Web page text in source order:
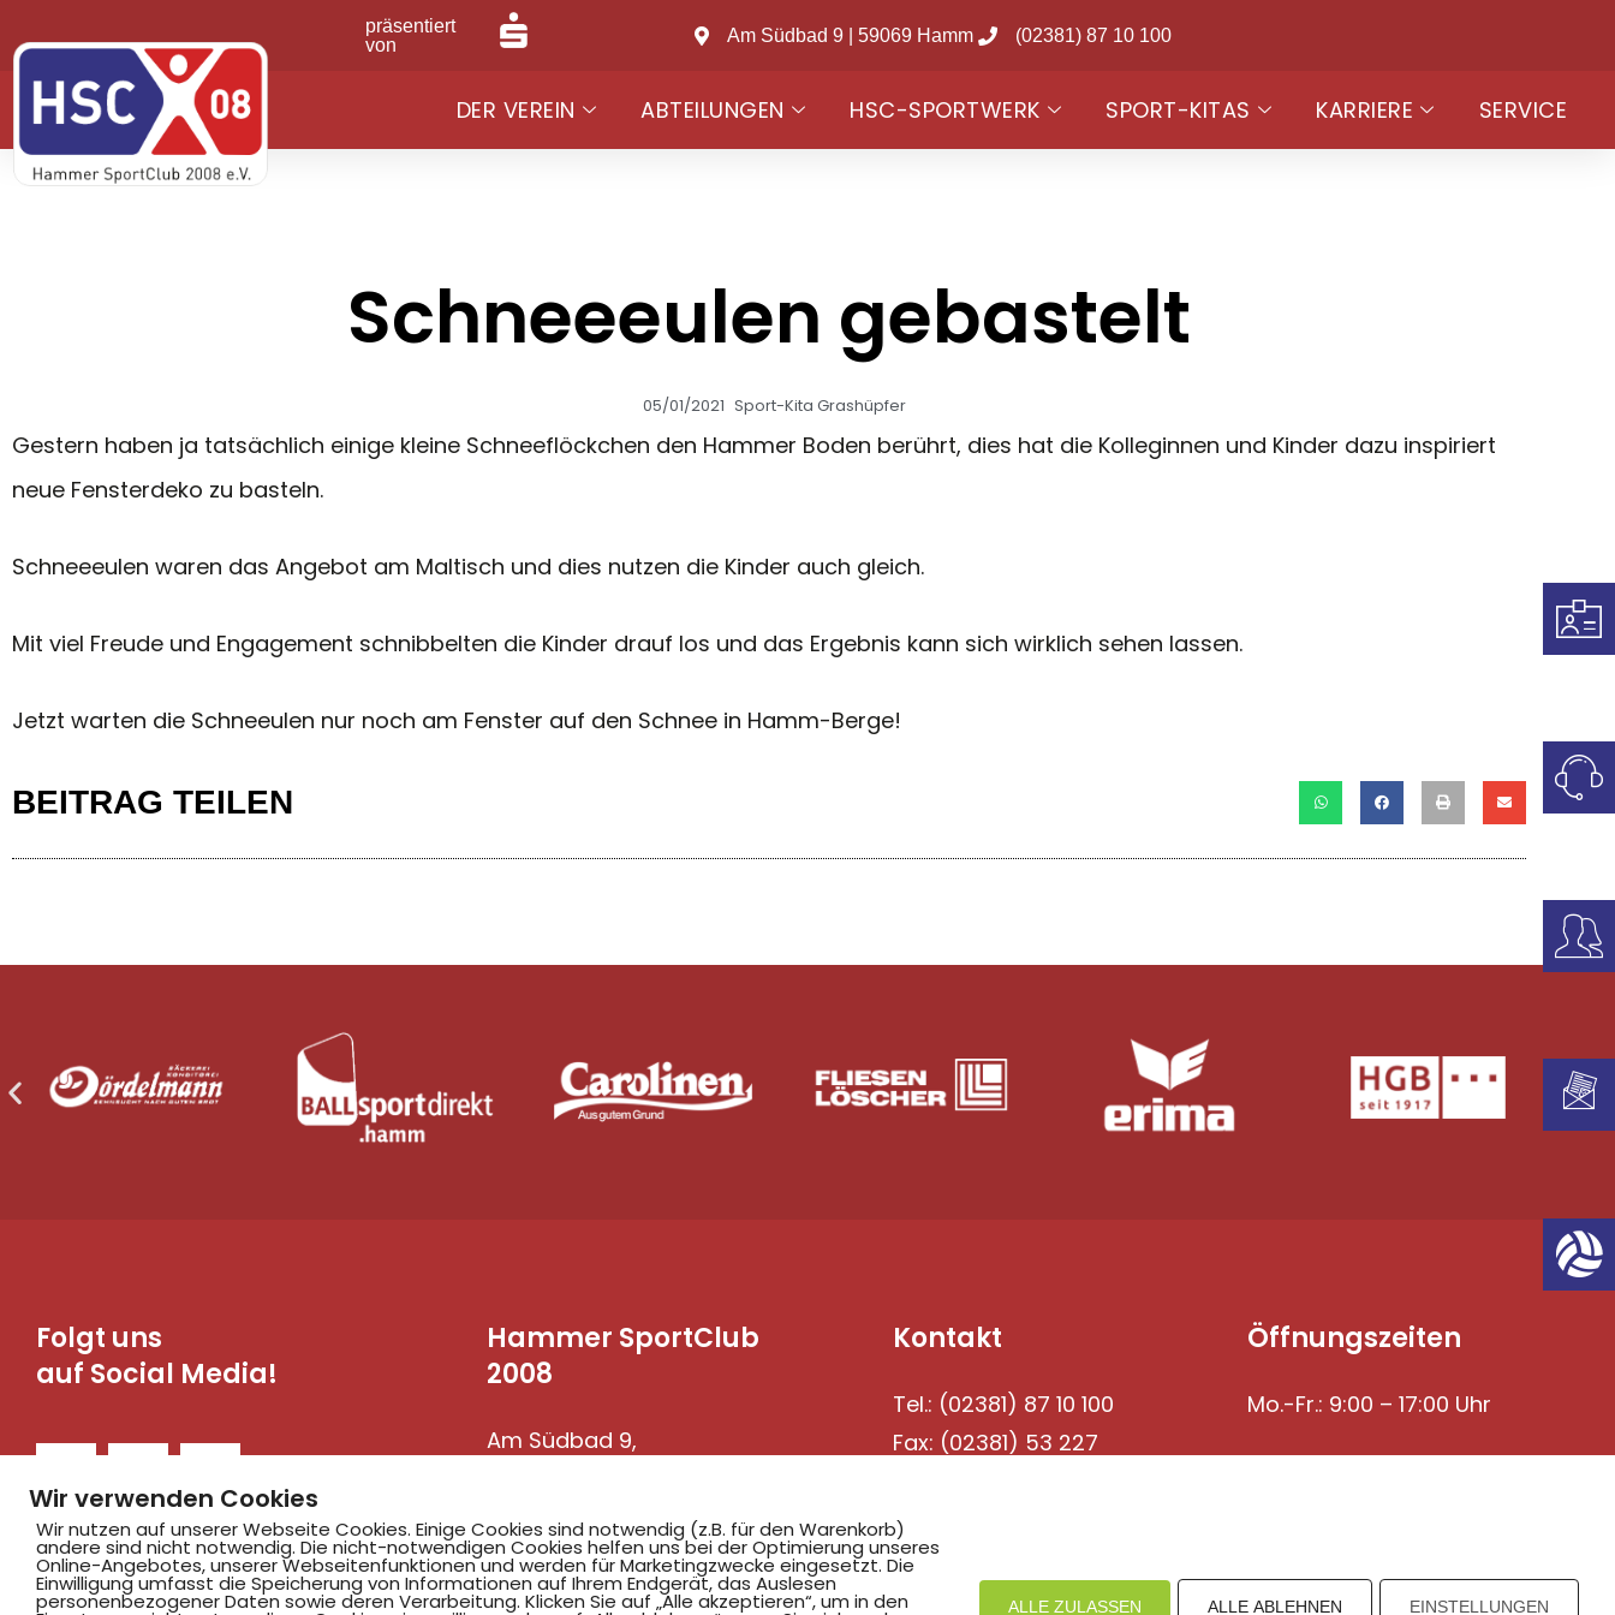
präsentiert
von
Am Südbad 9 | 59069 Hamm (02381) 87 10 100
DER VEREIN ABTEILUNGEN HSC-SPORTWERK SPORT-KITAS KARRIERE SERVICE
Schneeeulen gebastelt
05/01/2021 Sport-Kita Grashüpfer
Gestern haben ja tatsächlich einige kleine Schneeflöckchen den Hammer Boden berührt, dies hat die Kolleginnen und Kinder dazu inspiriert
neue Fensterdeko zu basteln.
Schneeeulen waren das Angebot am Maltisch und dies nutzen die Kinder auch gleich.
Mit viel Freude und Engagement schnibbelten die Kinder drauf los und das Ergebnis kann sich wirklich sehen lassen.
Jetzt warten die Schneeulen nur noch am Fenster auf den Schnee in Hamm-Berge!
BEITRAG TEILEN
Folgt uns
auf Social Media!
Hammer SportClub
2008
Am Südbad 9,
Kontakt
Tel.: (02381) 87 10 100
Fax: (02381) 53 227
Öffnungszeiten
Mo.-Fr.: 9:00 – 17:00 Uhr
Wir verwenden Cookies
Wir nutzen auf unserer Webseite Cookies. Einige Cookies sind notwendig (z.B. für den Warenkorb)
andere sind nicht notwendig. Die nicht-notwendigen Cookies helfen uns bei der Optimierung unseres
Online-Angebotes, unserer Webseitenfunktionen und werden für Marketingzwecke eingesetzt. Die
Einwilligung umfasst die Speicherung von Informationen auf Ihrem Endgerät, das Auslesen
personenbezogener Daten sowie deren Verarbeitung. Klicken Sie auf „Alle akzeptieren“, um in den ALLE ZULASSEN ALLE ABLEHNEN EINSTELLUNGEN